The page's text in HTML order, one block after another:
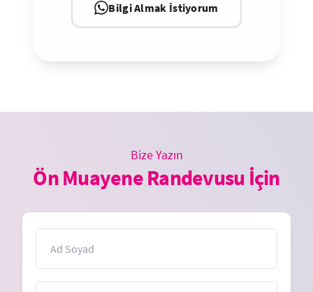
Bilgi Almak İstiyorum
Bize Yazın
Ön Muayene Randevusu İçin